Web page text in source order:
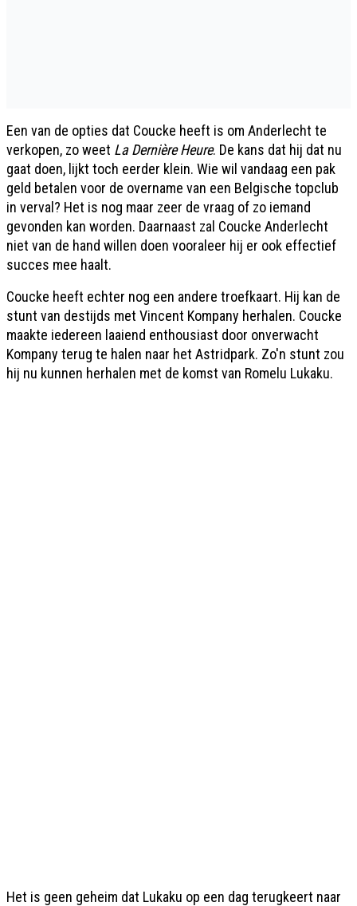
Een van de opties dat Coucke heeft is om Anderlecht te
verkopen, zo weet La Dernière Heure. De kans dat hij dat nu
gaat doen, lijkt toch eerder klein. Wie wil vandaag een pak
geld betalen voor de overname van een Belgische topclub
in verval? Het is nog maar zeer de vraag of zo iemand
gevonden kan worden. Daarnaast zal Coucke Anderlecht
niet van de hand willen doen vooraleer hij er ook effectief
succes mee haalt.
Coucke heeft echter nog een andere troefkaart. Hij kan de
stunt van destijds met Vincent Kompany herhalen. Coucke
maakte iedereen laaiend enthousiast door onverwacht
Kompany terug te halen naar het Astridpark. Zo'n stunt zou
hij nu kunnen herhalen met de komst van Romelu Lukaku.
Het is geen geheim dat Lukaku op een dag terugkeert naar